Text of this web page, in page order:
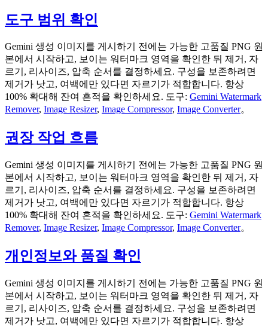
도구 범위 확인
Gemini 생성 이미지를 게시하기 전에는 가능한 고품질 PNG 원
본에서 시작하고, 보이는 워터마크 영역을 확인한 뒤 제거, 자
르기, 리사이즈, 압축 순서를 결정하세요. 구성을 보존하려면
제거가 낫고, 여백에만 있다면 자르기가 적합합니다. 항상
100% 확대해 잔여 흔적을 확인하세요. 도구: Gemini Watermark
Remover, Image Resizer, Image Compressor, Image Converter。
권장 작업 흐름
Gemini 생성 이미지를 게시하기 전에는 가능한 고품질 PNG 원
본에서 시작하고, 보이는 워터마크 영역을 확인한 뒤 제거, 자
르기, 리사이즈, 압축 순서를 결정하세요. 구성을 보존하려면
제거가 낫고, 여백에만 있다면 자르기가 적합합니다. 항상
100% 확대해 잔여 흔적을 확인하세요. 도구: Gemini Watermark
Remover, Image Resizer, Image Compressor, Image Converter。
개인정보와 품질 확인
Gemini 생성 이미지를 게시하기 전에는 가능한 고품질 PNG 원
본에서 시작하고, 보이는 워터마크 영역을 확인한 뒤 제거, 자
르기, 리사이즈, 압축 순서를 결정하세요. 구성을 보존하려면
제거가 낫고, 여백에만 있다면 자르기가 적합합니다. 항상